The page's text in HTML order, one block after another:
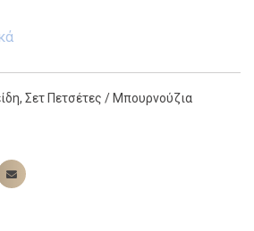
, Σετ Πετσέτες / Μπουρνούζια